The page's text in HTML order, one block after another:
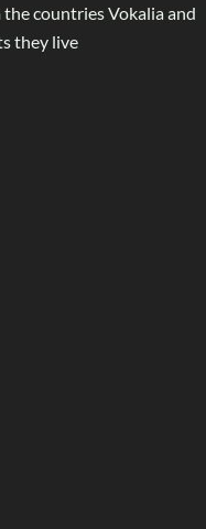
countries Vokalia and
they live